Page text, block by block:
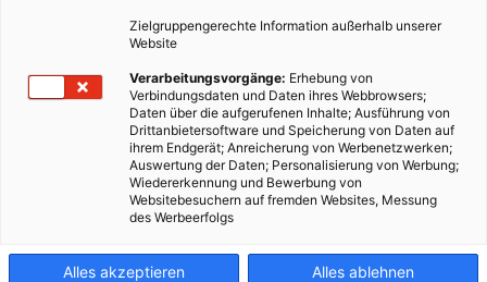
Zielgruppengerechte Information außerhalb unserer
Website
Verarbeitungsvorgänge: Erhebung von
Verbindungsdaten und Daten ihres Webbrowsers;
Daten über die aufgerufenen Inhalte; Ausführung von
Drittanbietersoftware und Speicherung von Daten auf
ihrem Endgerät; Anreicherung von Werbenetzwerken;
Auswertung der Daten; Personalisierung von Werbung;
Wiedererkennung und Bewerbung von
Websitebesuchern auf fremden Websites, Messung
des Werbeerfolgs
Alles akzeptieren Alles ablehnen